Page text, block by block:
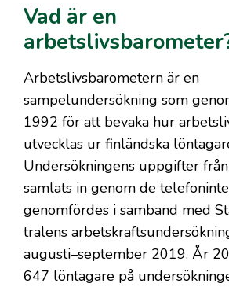
Vad är en
Arbetslivsbarometern är en
sampelundersökning som
1992 för att bevaka hur
utvecklas ur finländska
Undersökningens uppgifter
samlats in genom de
genomfördes i samband med
tralens
augusti–september 2019. År
647 löntagare på